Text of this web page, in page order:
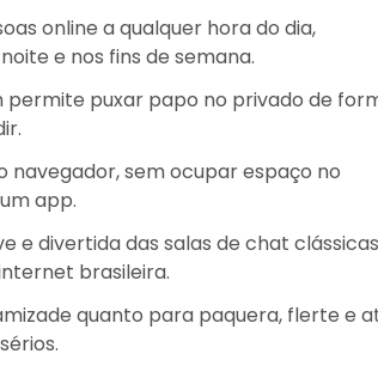
online a qualquer hora do dia,
e nos fins de semana.
permite puxar papo no privado de
navegador, sem ocupar espaço no
app.
e divertida das salas de chat clássicas
brasileira.
quanto para paquera, flerte e